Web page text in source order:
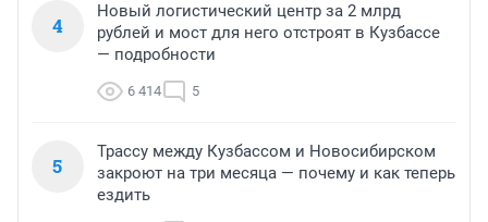
4
Новый логистический центр за 2 млрд
рублей и мост для него отстроят в Кузбассе
— подробности
6 414 5
5
Трассу между Кузбассом и Новосибирском
закроют на три месяца — почему и как теперь
ездить